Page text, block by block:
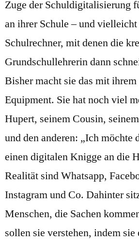
Zuge der Schuldigitalisierung
an ihrer Schule – und
Schulrechner, mit denen die
Grundschullehrerin dann
Bisher macht sie das mit
Equipment. Sie hat noch viel
Hupert, seinem Cousin,
und den anderen: „Ich möchte
einen digitalen Knigge an die
Realität sind Whatsapp,
Instagram und Co. Dahinter
Menschen, die Sachen
sollen sie verstehen, indem sie